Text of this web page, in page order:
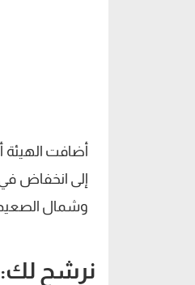
أضافت الهيئة
إلى انخفاض
وشمال الصعيد
نرشح لك: